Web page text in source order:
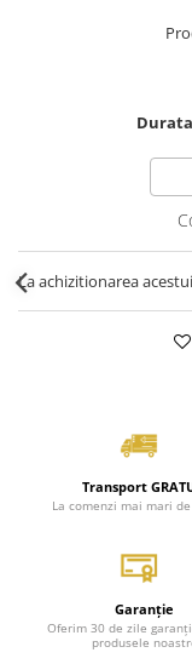
La achizitionarea
Transport
La comenzi mai mari
Garanție
Oferim 30 de zile
produsele